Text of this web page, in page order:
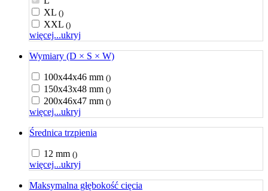
XL ()
XXL ()
więcej...ukryj
Wymiary (D × S × W)
100x44x46 mm ()
150x43x48 mm ()
200x46x47 mm ()
więcej...ukryj
Średnica trzpienia
12 mm ()
więcej...ukryj
Maksymalna głębokość cięcia